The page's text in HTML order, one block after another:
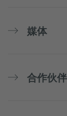
媒体
合作伙